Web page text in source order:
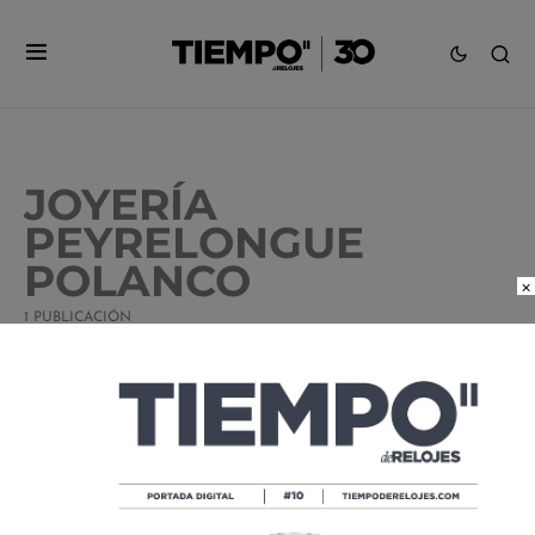
JOYERÍA
PEYRELONGUE
POLANCO
1 PUBLICACIÓN
PEYRELONGUE CHRONOS RENUEVA
SU BOUTIQUE DE MASARYK
TIEMPO DE RELOJES 12/08/2016
×